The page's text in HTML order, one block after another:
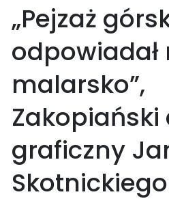
„Pejzaż
odpowiadał
malarsko”,
Zakopiański
graficzny
Skotnickiego